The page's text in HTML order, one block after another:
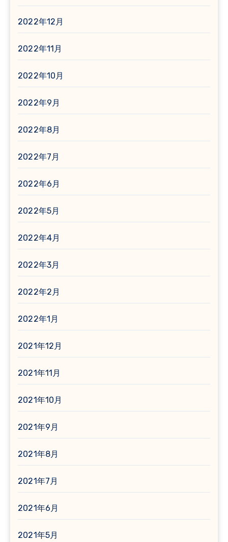
2022年12月
2022年11月
2022年10月
2022年9月
2022年8月
2022年7月
2022年6月
2022年5月
2022年4月
2022年3月
2022年2月
2022年1月
2021年12月
2021年11月
2021年10月
2021年9月
2021年8月
2021年7月
2021年6月
2021年5月